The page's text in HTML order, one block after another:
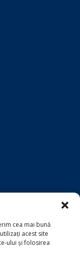
cea mai bună
acest site
ului și folosirea